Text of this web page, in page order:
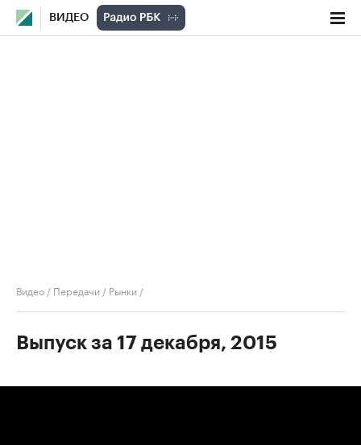
ВИДЕО
Видео / Передачи / Рынки /
Выпуск за 17 декабря, 2015